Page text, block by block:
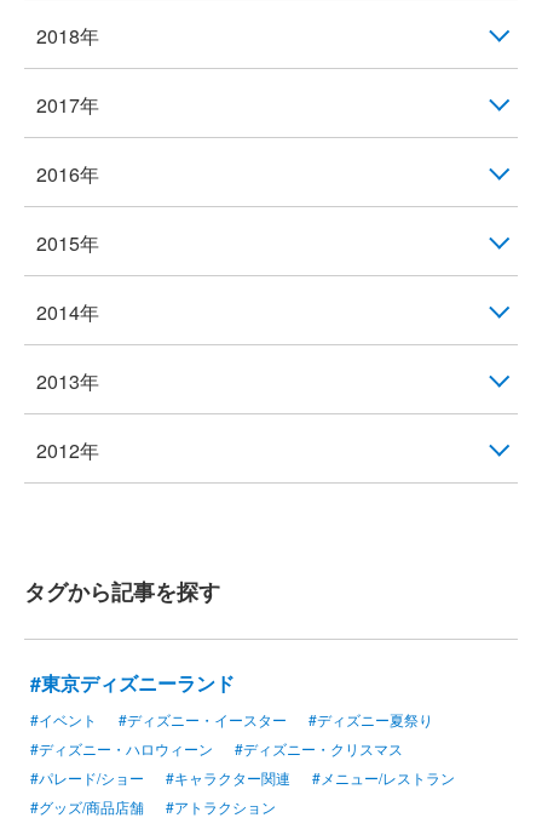
2018年
2017年
2016年
2015年
2014年
2013年
2012年
タグから記事を探す
#東京ディズニーランド
#イベント #ディズニー・イースター
#ディズニー夏祭り
#ディズニー・ハロウィーン
#ディズニー・クリスマス
#パレード/ショー
#キャラクター関連
#メニュー/レストラン
#グッズ/商品店舗
#アトラクション